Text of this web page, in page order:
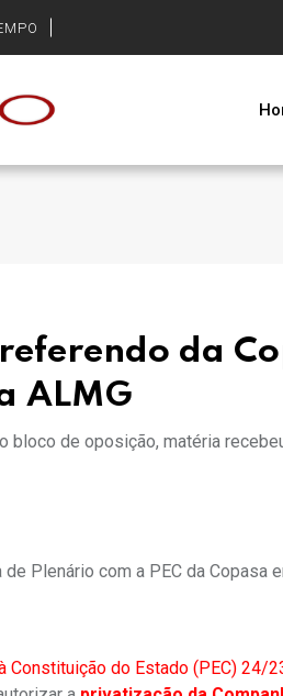
referendo da
ALMG
bloco de oposição, matéria
de Plenário com a PEC da
Constituição do Estado (PEC) 24/